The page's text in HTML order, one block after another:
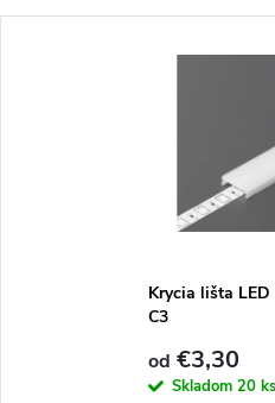
Krycia lišta
C3
od €3,30
Skladom 20 ks